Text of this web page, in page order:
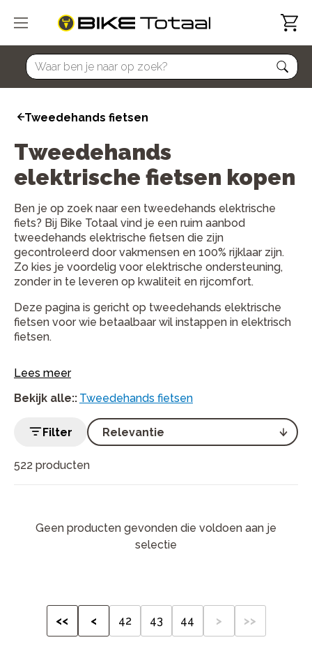
home
Tweedehands fietsen
Tweedehands
elektrische fietsen kopen
Ben je op zoek naar een tweedehands elektrische
fiets? Bij Bike Totaal vind je een ruim aanbod
tweedehands elektrische fietsen die zijn
gecontroleerd door vakmensen en 100% rijklaar zijn.
Zo kies je voordelig voor elektrische ondersteuning,
zonder in te leveren op kwaliteit en rijcomfort.
Deze pagina is gericht op tweedehands elektrische
fietsen voor wie betaalbaar wil instappen in elektrisch
fietsen.
Lees meer
Bekijk alle:: Tweedehands fietsen
522 producten
Filter
Geen producten gevonden die voldoen aan je
selectie
<< < 42 43 44 > >>